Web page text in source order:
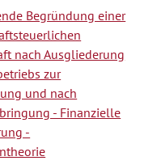
Begründung einer
nach Ausgliederung
zur
und nach
- Finanzielle
-